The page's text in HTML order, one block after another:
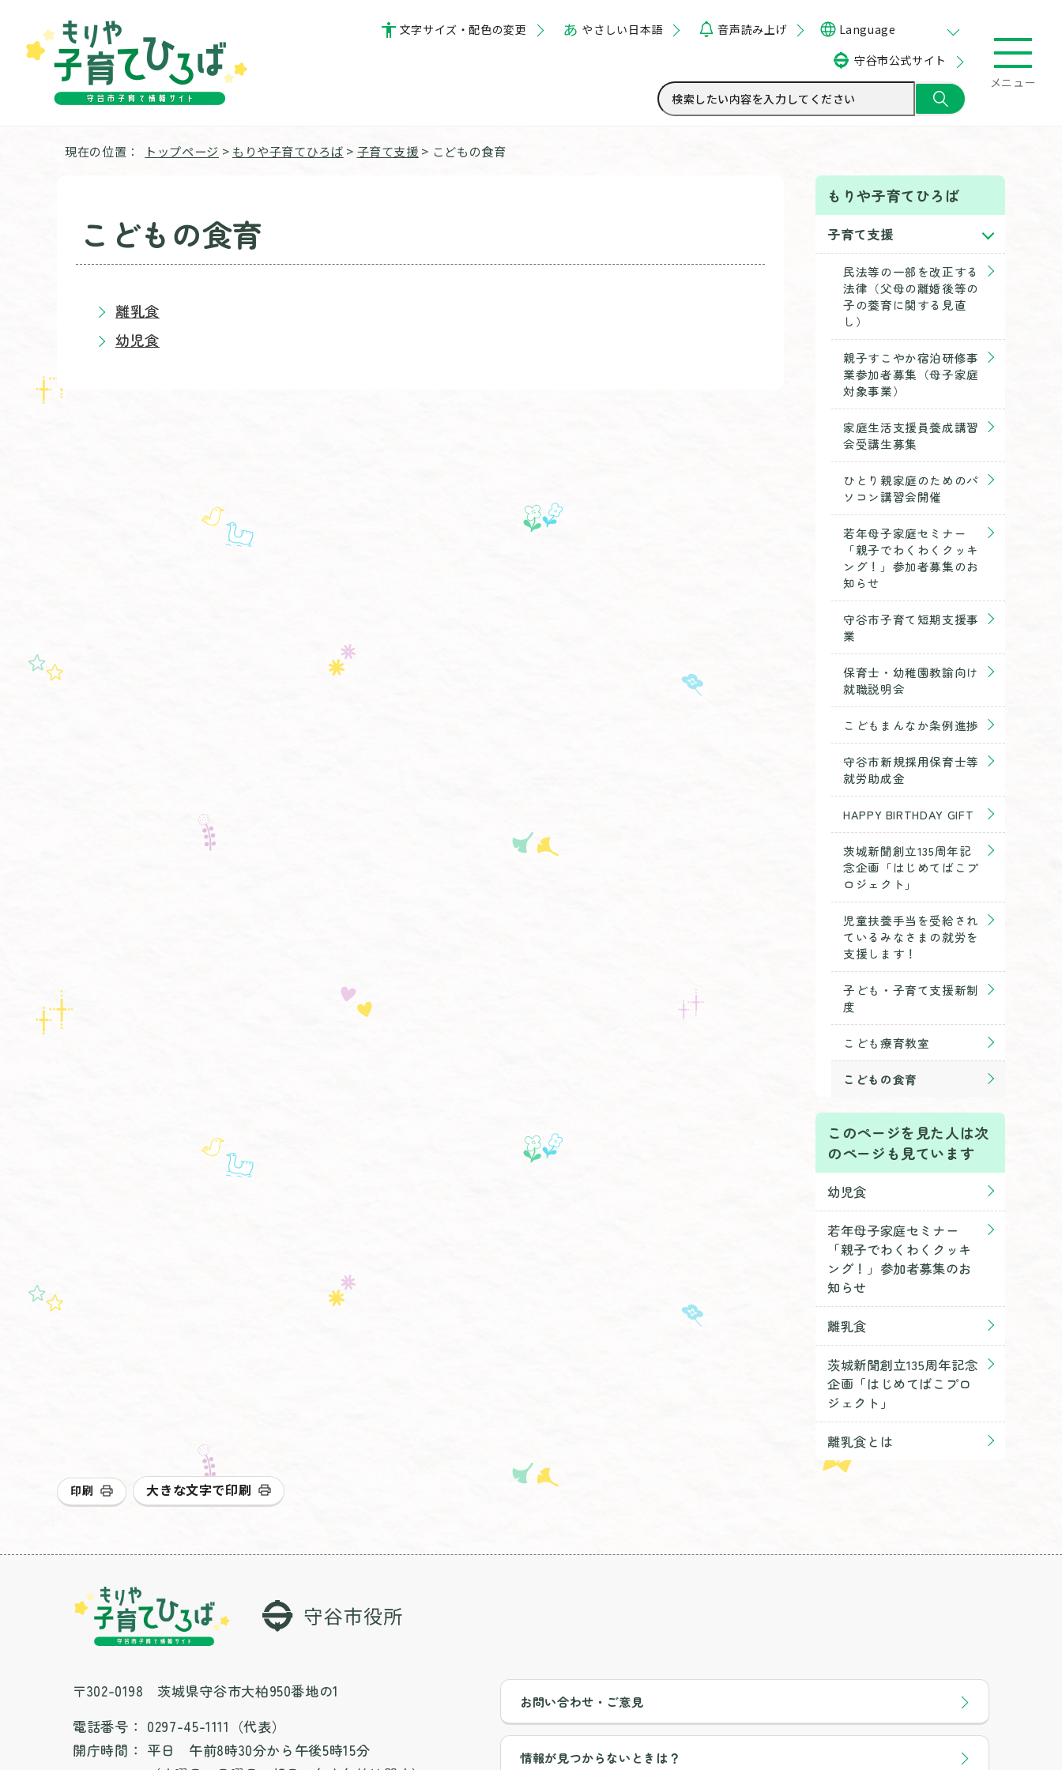
文字サイズ・配色の変更 やさしい日本語 音声読み上げ
Language
守谷市公式サイト
メニュー
現在の位置： トップページ > もりや子育てひろば > 子育て支援 > こどもの食育
こどもの食育
離乳食
幼児食
もりや子育てひろば
子育て支援
民法等の一部を改正する
法律（父母の離婚後等の
子の養育に関する見直
し）
親子すこやか宿泊研修事
業参加者募集（母子家庭
対象事業）
家庭生活支援員養成講習
会受講生募集
ひとり親家庭のためのパ
ソコン講習会開催
若年母子家庭セミナー
「親子でわくわくクッキ
ング！」参加者募集のお
知らせ
守谷市子育て短期支援事
業
保育士・幼稚園教諭向け
就職説明会
こどもまんなか条例進捗
守谷市新規採用保育士等
就労助成金
HAPPY BIRTHDAY GIFT
茨城新聞創立135周年記
念企画「はじめてばこプ
ロジェクト」
児童扶養手当を受給され
ているみなさまの就労を
支援します！
子ども・子育て支援新制
度
こども療育教室
こどもの食育
このページを見た人は次
のページも見ています
幼児食
若年母子家庭セミナー
「親子でわくわくクッキ
ング！」参加者募集のお
知らせ
離乳食
茨城新聞創立135周年記念
企画「はじめてばこプロ
ジェクト」
離乳食とは
印刷 大きな文字で印刷
〒302-0198 茨城県守谷市大柏950番地の1
電話番号： 0297-45-1111（代表）
開庁時間： 平日 午前8時30分から午後5時15分
お問い合わせ・ご意見
情報が見つからないときは？